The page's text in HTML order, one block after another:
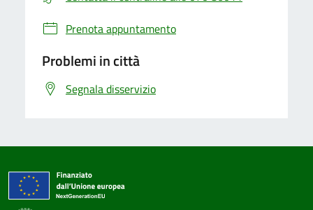
Prenota appuntamento
Problemi in città
Segnala disservizio